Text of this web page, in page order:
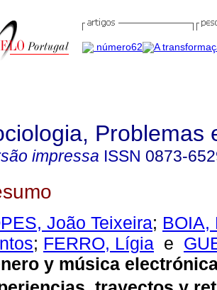
Problemas
impressa ISSN 0873-
João Teixeira; BOIA,
; FERRO, Lígia e
y música